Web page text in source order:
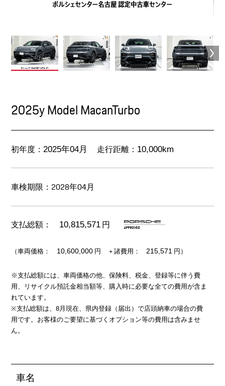
2025y Model MacanTurbo
初年度：2025年04月 走行距離： 10,000km
車検期限：2028年04月
支払総額： 10,815,571 円
（車両価格： 10,600,000円 + 諸費用： 215,571 円）
※支払総額には、車両価格の他、保険料、税金、登録等に伴う費
用、リサイクル預託金相当額等、購入時に必要な全ての費用が含ま
れています。
※支払総額は、8月現在、県内登録（届出）で店頭納車の場合の費
用です。お客様のご要望に基づくオプション等の費用は含みませ
ん。
車名